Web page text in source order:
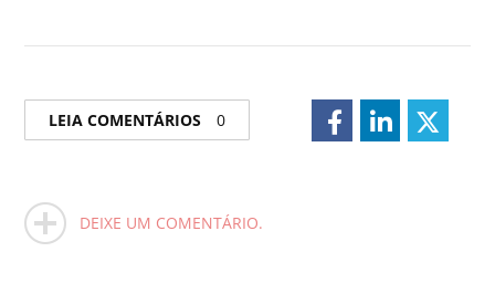
LEIA COMENTÁRIOS 0
DEIXE UM COMENTÁRIO.